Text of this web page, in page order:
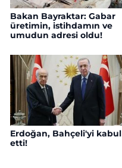
Bakan Bayraktar: Gabar
üretimin, istihdamın ve
umudun adresi oldu!
Erdoğan, Bahçeli'yi kabul
etti!